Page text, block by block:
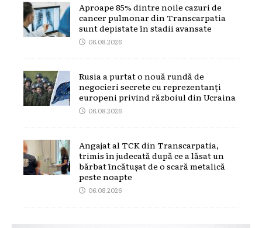
Aproape 85% dintre noile cazuri de
cancer pulmonar din Transcarpatia
sunt depistate în stadii avansate
06.08.2026
Rusia a purtat o nouă rundă de
negocieri secrete cu reprezentanți
europeni privind războiul din Ucraina
06.08.2026
Angajat al TCK din Transcarpatia,
trimis în judecată după ce a lăsat un
bărbat încătușat de o scară metalică
peste noapte
06.08.2026